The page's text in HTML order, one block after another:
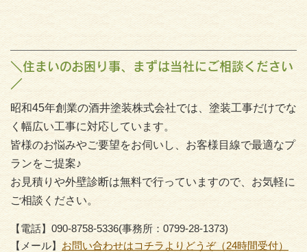
＼住まいのお困り事、まずは当社にご相談ください
／
昭和45年創業の酒井塗装株式会社では、塗装工事だけでな
く幅広い工事に対応しています。
皆様のお悩みやご要望をお伺いし、お客様目線で最適なプ
ランをご提案♪
お見積りや外壁診断は無料で行っていますので、お気軽に
ご相談ください。
【電話】090-8758-5336(事務所：0799-28-1373)
【メール】 お問い合わせはコチラよりどうぞ（24時間受付）